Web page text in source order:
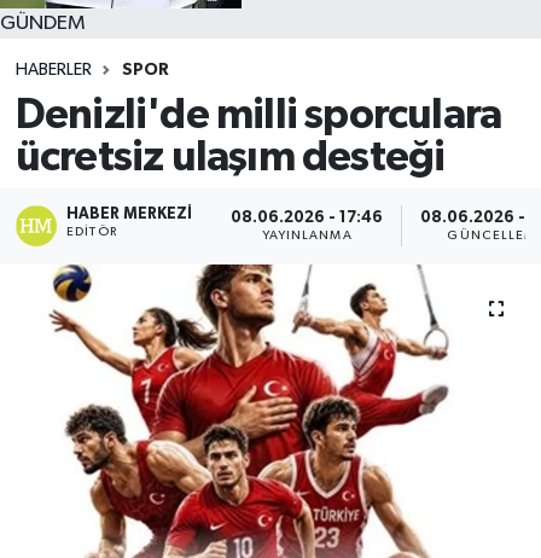
GÜNDEM
HABERLER SPOR
Denizli'de milli sporculara
ücretsiz ulaşım desteği
HABER MERKEZI
EDITÖR
08.06.2026 - 17:46
YAYINLANMA
08.06.2026 -